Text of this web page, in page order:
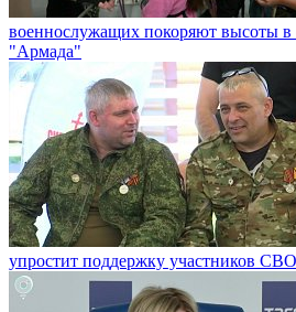
военнослужащих покоряют высоты в
"Армада"
упростит поддержку участников